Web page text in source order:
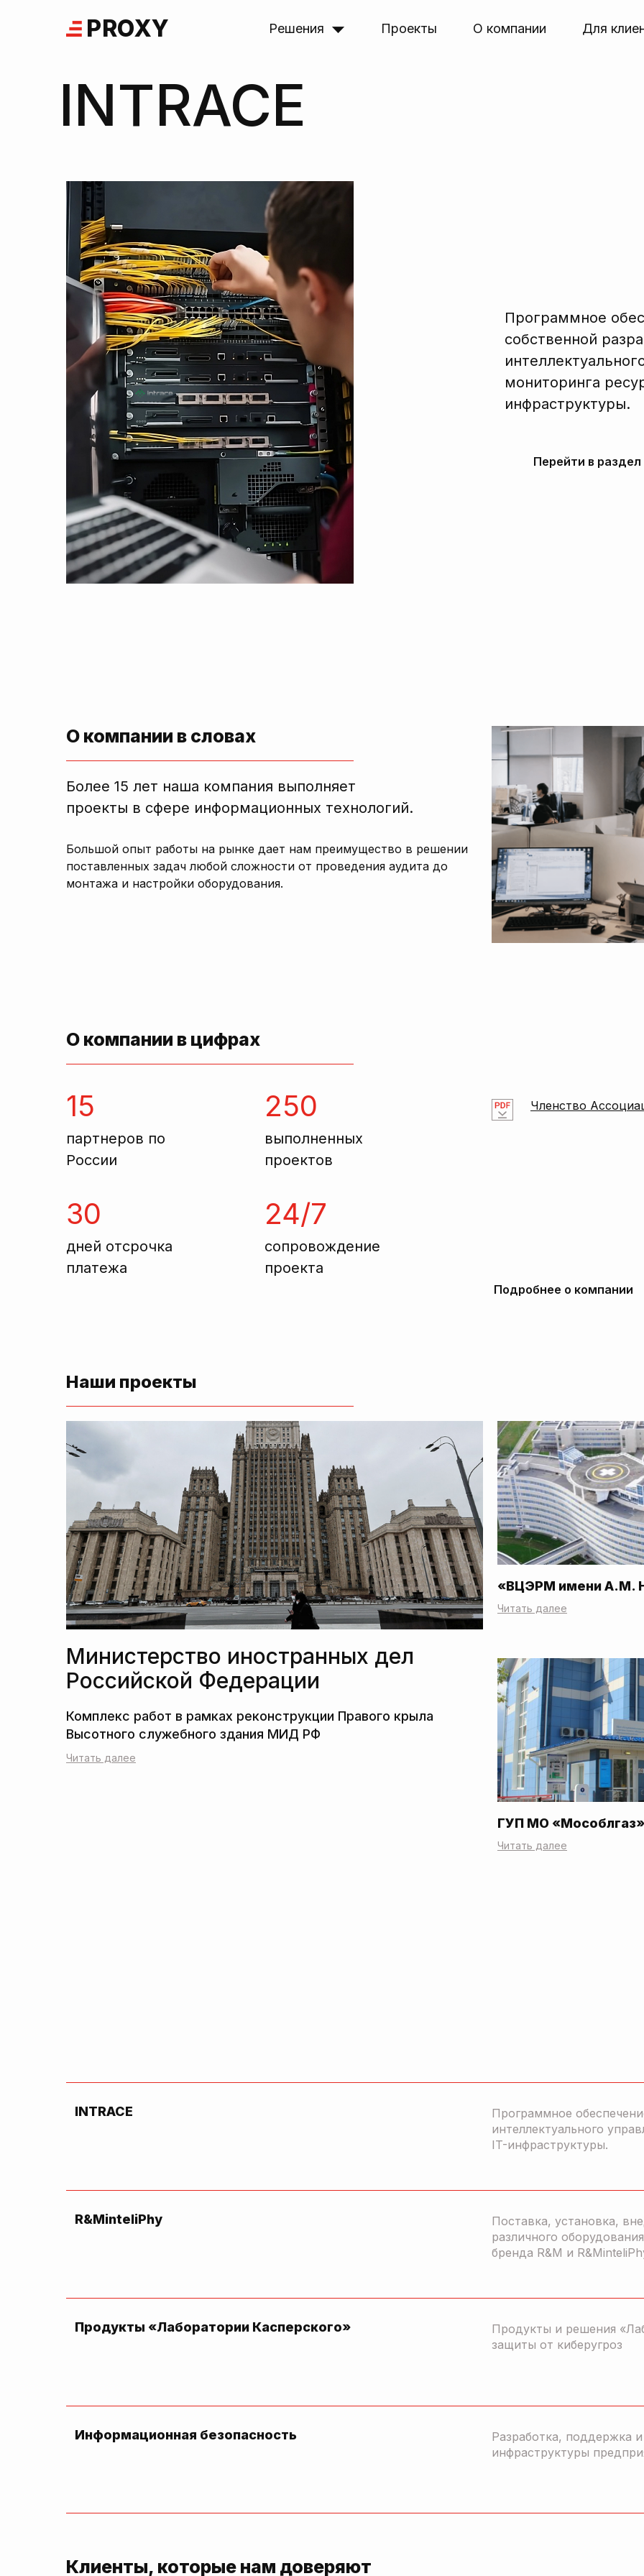
PROXY Решения Проекты О компании Для
INTRACE
Программное
собственной
мониторинга
инфраструктуры.
Перейти в раздел
О компании в словах
Более 15 лет наша компания выполняет
проекты в сфере информационных технологий.
Большой опыт работы на рынке дает нам преимущество в решении
поставленных задач любой сложности от проведения аудита до
монтажа и настройки оборудования.
О компании в цифрах
15
партнеров по
России
250
выполненных
проектов
30
дней отсрочка
платежа
24/7
сопровождение
проекта
Членство
Подробнее о компании
Наши проекты
«ВЦЭРМ имени А.М.
Читать далее
Министерство иностранных дел
Российской Федерации
Читать далее
ГУП МО «Мособлгаз»
Читать далее
INTRACE
Программное
интеллектуального
IT-инфраструктуры.
R&MinteliPhy
Поставка, установка,
различного
бренда R&M и
Продукты «Лаборатории Касперского»
Продукты и решения
защиты от киберугроз
Информационная безопасность
Разработка, поддержка
инфраструктуры
Клиенты, которые нам доверяют